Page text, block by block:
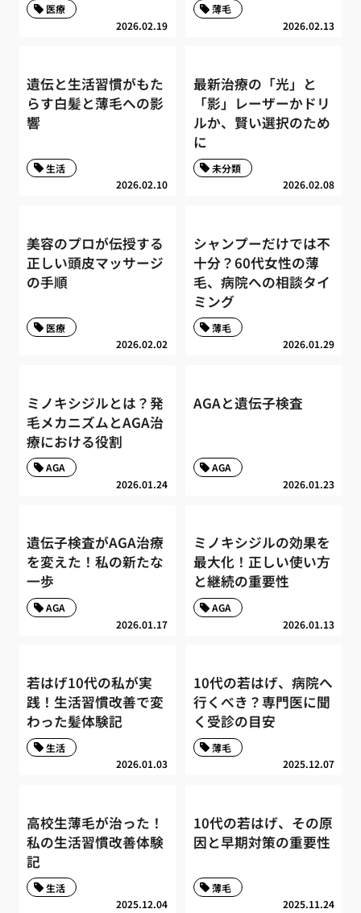
2026.02.19
医療
2026.02.13
薄毛
遺伝と生活習慣がもた
らす白髪と薄毛への影
響
2026.02.10
生活
最新治療の「光」と
「影」レーザーかドリ
ルか、賢い選択のため
に
2026.02.08
未分類
美容のプロが伝授する
正しい頭皮マッサージ
の手順
2026.02.02
医療
シャンプーだけでは不
十分？60代女性の薄
毛、病院への相談タイ
ミング
2026.01.29
薄毛
ミノキシジルとは？発
毛メカニズムとAGA治
療における役割
2026.01.24
AGA
AGAと遺伝子検査
2026.01.23
AGA
遺伝子検査がAGA治療
を変えた！私の新たな
一歩
2026.01.17
AGA
ミノキシジルの効果を
最大化！正しい使い方
と継続の重要性
2026.01.13
AGA
若はげ10代の私が実
践！生活習慣改善で変
わった髪体験記
2026.01.03
生活
10代の若はげ、病院へ
行くべき？専門医に聞
く受診の目安
2025.12.07
薄毛
高校生薄毛が治った！
私の生活習慣改善体験
記
2025.12.04
生活
10代の若はげ、その原
因と早期対策の重要性
2025.11.24
薄毛